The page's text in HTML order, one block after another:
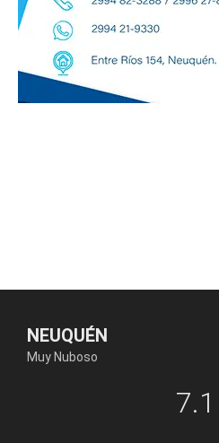
NEUQUÉN
Muy Nuboso
7.1